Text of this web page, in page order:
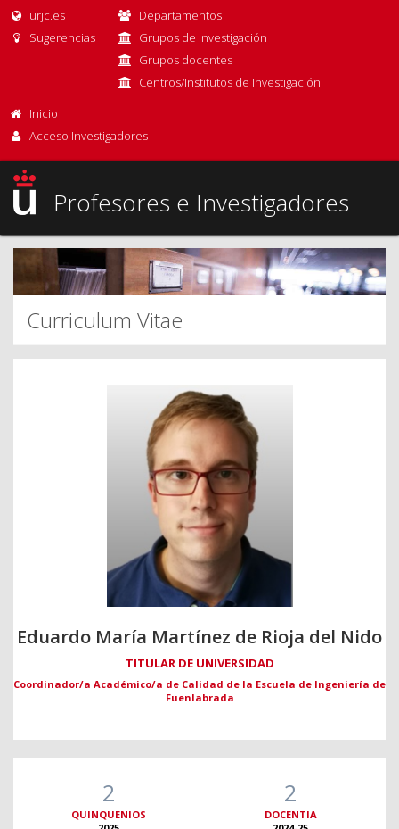
urjc.es
Sugerencias
Departamentos
Grupos de investigación
Grupos docentes
Centros/Institutos de Investigación
Inicio
Acceso Investigadores
Profesores e Investigadores
Curriculum Vitae
Eduardo María Martínez de Rioja del Nido
TITULAR DE UNIVERSIDAD
Coordinador/a Académico/a de Calidad de la Escuela de Ingeniería de
Fuenlabrada
2
QUINQUENIOS
2
DOCENTIA